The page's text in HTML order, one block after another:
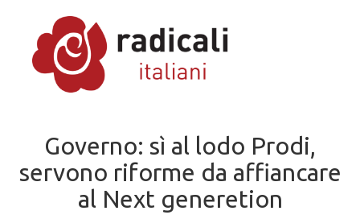
Governo: sì al lodo Prodi,
servono riforme da affiancare
al Next generetion